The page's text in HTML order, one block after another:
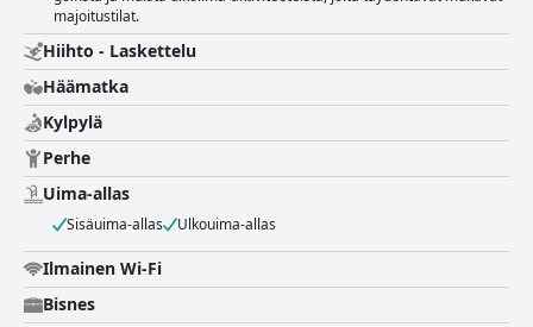
majoitustilat.
Hiihto - Laskettelu
Häämatka
Kylpylä
Perhe
Uima-allas
Sisäuima-allas Ulkouima-allas
Ilmainen Wi-Fi
Bisnes